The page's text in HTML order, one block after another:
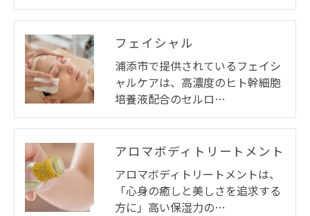
フェイシャル
浦添市で提供されているフェイシ
ャルケアは、高濃度のヒト幹細胞
培養液配合のセルロ…
アロマボディトリートメント
アロマボディトリートメントは、
「心身の癒しと美しさを追求する
方に」高い保湿力の…